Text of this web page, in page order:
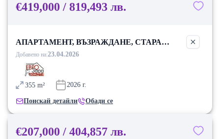
€419,000 / 819,493 лв.
АПАРТАМЕНТ, ВЪЗРАЖДАНЕ, СТАРА
ЗАГОРА
Добавено на:23.04.2026
355 m² 2026 г.
Поискай детайли Обади се
€207,000 / 404,857 лв.